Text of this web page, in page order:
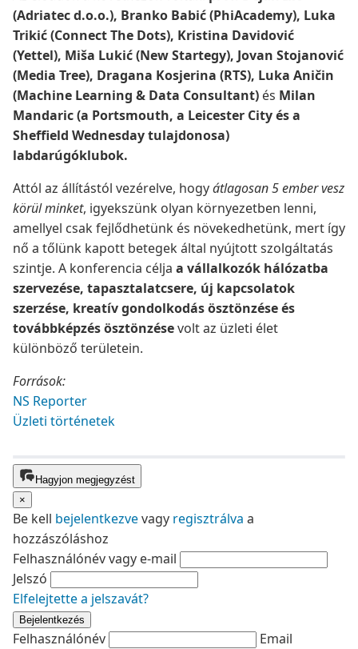
(Adriatec d.o.o.), Branko Babić (PhiAcademy), Luka
Trikić (Connect The Dots), Kristina Davidović
(Yettel), Miša Lukić (New Startegy), Jovan Stojanović
(Media Tree), Dragana Kosjerina (RTS), Luka Aničin
(Machine Learning & Data Consultant) és Milan
Mandaric (a Portsmouth, a Leicester City és a
Sheffield Wednesday tulajdonosa)
labdarúgóklubok.
Attól az állítástól vezérelve, hogyátlagosan 5 ember vesz
körül minket, igyekszünk olyan környezetben lenni,
amellyel csak fejlődhetünk és növekedhetünk, mert így
nő a tőlünk kapott betegek által nyújtott szolgáltatás
szintje. A konferencia célja a vállalkozók hálózatba
szervezése, tapasztalatcsere, új kapcsolatok
szerzése, kreatív gondolkodás ösztönzése és
továbbképzés ösztönzésevolt az üzleti élet
különböző területein.
Források:
NS Reporter
Üzleti történetek
Hagyjon megjegyzést
×
Be kell bejelentkezvevagy regisztrálva a
hozzászóláshoz
Felhasználónév vagy e-mail
Jelszó
Elfelejtette a jelszavát?
Bejelentkezés
Felhasználónév Email